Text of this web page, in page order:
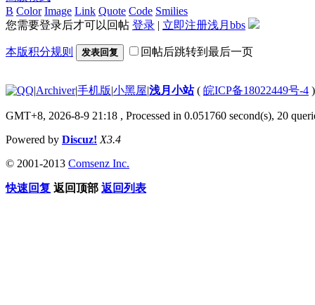
B Color Image Link Quote Code Smilies
您需要登录后才可以回帖 登录 | 立即注册浅月bbs
本版积分规则 发表回复 回帖后跳转到最后一页
|Archiver|手机版|小黑屋|浅月小站( 皖ICP备18022449号-4 )
GMT+8, 2026-8-9 21:18 , Processed in 0.051760 second(s), 20
Powered by Discuz! X3.4
© 2001-2013 Comsenz Inc.
快速回复 返回顶部 返回列表